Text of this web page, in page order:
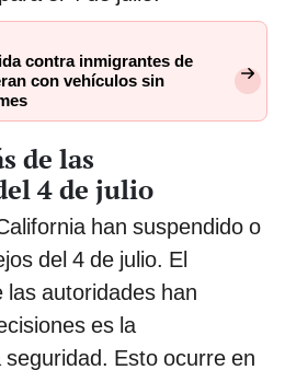
contra inmigrantes de
con vehículos sin
de las
4 de julio
han suspendido o
del 4 de julio. El
las autoridades han
es la
Esto ocurre en